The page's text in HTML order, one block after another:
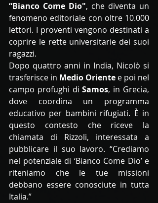
“Bianco Come Dio", che diventa un
fenomeno editoriale con oltre 10.000
lettori. I proventi vengono destinati a
coprire le rette universitarie dei suoi
ragazzi.
Dopo quattro anni in India, Nicolò si
trasferisce in Medio Oriente e poi nel
campo profughi di Samos, in Grecia,
dove coordina un programma
educativo per bambini rifugiati. È in
questo contesto che riceve la
chiamata di Rizzoli, interessata a
pubblicare il suo lavoro. “Crediamo
nel potenziale di ‘Bianco Come Dio’ e
riteniamo che le tue missioni
debbano essere conosciute in tutta
Italia.”